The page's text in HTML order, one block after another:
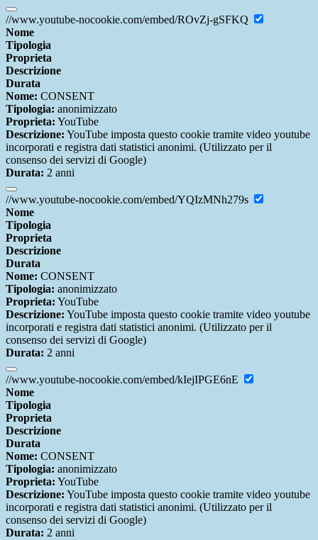
//www.youtube-nocookie.com/embed/ROvZj-gSFKQ
Nome
Tipologia
Proprieta
Descrizione
Durata
Nome: CONSENT
Tipologia: anonimizzato
Proprieta: YouTube
Descrizione: YouTube imposta questo cookie tramite video youtube
incorporati e registra dati statistici anonimi. (Utilizzato per il
consenso dei servizi di Google)
Durata: 2 anni
//www.youtube-nocookie.com/embed/YQIzMNh279s
Nome
Tipologia
Proprieta
Descrizione
Durata
Nome: CONSENT
Tipologia: anonimizzato
Proprieta: YouTube
Descrizione: YouTube imposta questo cookie tramite video youtube
incorporati e registra dati statistici anonimi. (Utilizzato per il
consenso dei servizi di Google)
Durata: 2 anni
//www.youtube-nocookie.com/embed/kIejIPGE6nE
Nome
Tipologia
Proprieta
Descrizione
Durata
Nome: CONSENT
Tipologia: anonimizzato
Proprieta: YouTube
Descrizione: YouTube imposta questo cookie tramite video youtube
incorporati e registra dati statistici anonimi. (Utilizzato per il
consenso dei servizi di Google)
Durata: 2 anni